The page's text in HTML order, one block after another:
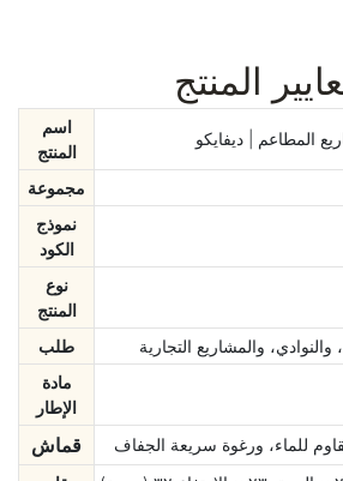
المنتج
اسم
المنتج
المطاعم | ديفايكو
مجموعة
نموذج
الكود
نوع
المنتج
طلب
والمشاريع التجارية
مادة
الإطار
قماش
للماء، ورغوة سريعة الجفاف